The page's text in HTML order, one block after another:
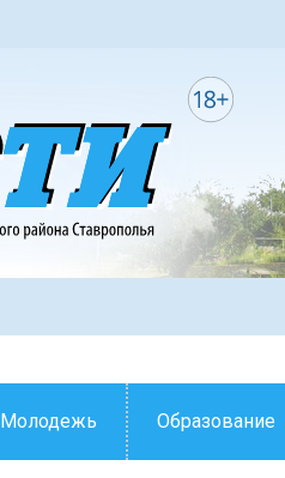
Молодежь Образование